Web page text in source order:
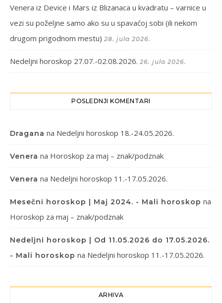
Venera iz Device i Mars iz Blizanaca u kvadratu – varnice u
vezi su poželjne samo ako su u spavaćoj sobi (ili nekom
drugom prigodnom mestu) 28. jula 2026.
Nedeljni horoskop 27.07.-02.08.2026. 26. jula 2026.
POSLEDNJI KOMENTARI
Dragana na Nedeljni horoskop 18.-24.05.2026.
Venera na Horoskop za maj – znak/podznak
Venera na Nedeljni horoskop 11.-17.05.2026.
Mesečni horoskop | Maj 2024. - Mali horoskop na
Horoskop za maj – znak/podznak
Nedeljni horoskop | Od 11.05.2026 do 17.05.2026.
- Mali horoskop na Nedeljni horoskop 11.-17.05.2026.
ARHIVA